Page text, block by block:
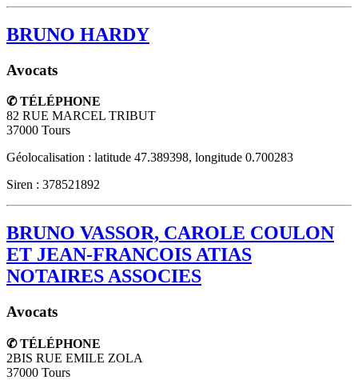
BRUNO HARDY
Avocats
✆ TÉLÉPHONE
82 RUE MARCEL TRIBUT
37000 Tours
Géolocalisation : latitude 47.389398, longitude 0.700283
Siren : 378521892
BRUNO VASSOR, CAROLE COULON
ET JEAN-FRANCOIS ATIAS
NOTAIRES ASSOCIES
Avocats
✆ TÉLÉPHONE
2BIS RUE EMILE ZOLA
37000 Tours